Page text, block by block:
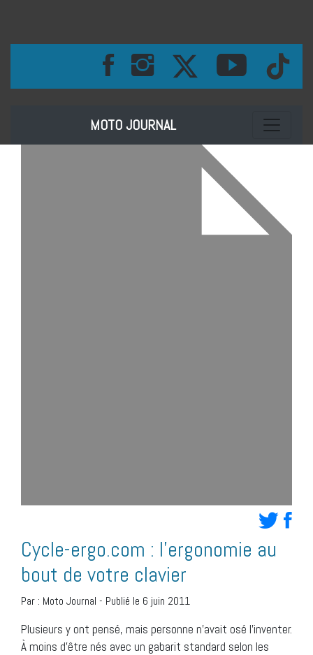
MOTO JOURNAL Toggle
Cycle-ergo.com : l’ergonomie au
bout de votre clavier
Par : Moto Journal - Publié le 6 juin 2011
Plusieurs y ont pensé, mais personne n’avait osé l’inventer.
À moins d’être nés avec un gabarit standard selon les